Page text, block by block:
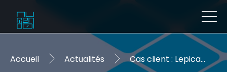
Accueil Actualités Cas client : Lepicard Agriculture, l’extranet au coeur de la relation client